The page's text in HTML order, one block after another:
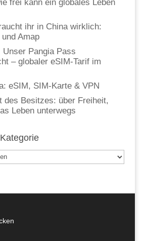
frei kann ein globales Leben
ihr in China wirklich:
Amap
Unser Pangia Pass
– globaler eSIM-Tarif im
eSIM, SIM-Karte & VPN
des Besitzes: über Freiheit,
Leben unterwegs